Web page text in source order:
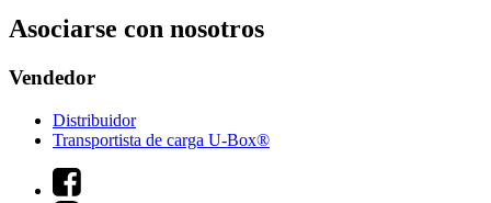
Asociarse con nosotros
Vendedor
Distribuidor
Transportista de carga U-Box®